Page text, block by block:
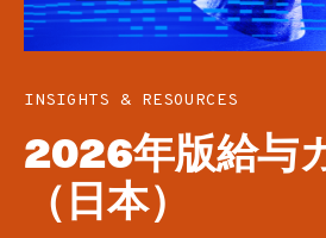
INSIGHTS & RESOURCES
2026年版給与
（日本）